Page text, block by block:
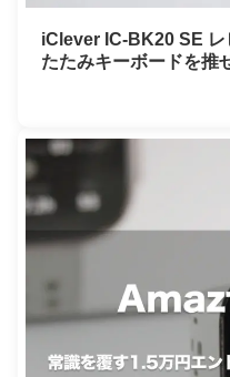
iClever IC-BK20 SE レ
たたみキーボードを推